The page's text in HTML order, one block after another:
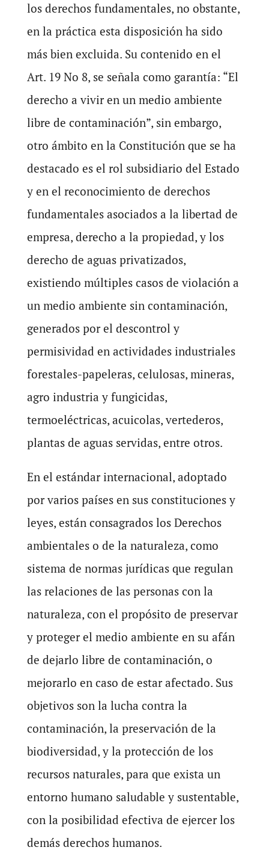
los derechos fundamentales, no obstante,
en la práctica esta disposición ha sido
más bien excluida. Su contenido en el
Art. 19 No 8, se señala como garantía: “El
derecho a vivir en un medio ambiente
libre de contaminación”, sin embargo,
otro ámbito en la Constitución que se ha
destacado es el rol subsidiario del Estado
y en el reconocimiento de derechos
fundamentales asociados a la libertad de
empresa, derecho a la propiedad, y los
derecho de aguas privatizados,
existiendo múltiples casos de violación a
un medio ambiente sin contaminación,
generados por el descontrol y
permisividad en actividades industriales
forestales-papeleras, celulosas, mineras,
agro industria y fungicidas,
termoeléctricas, acuicolas, vertederos,
plantas de aguas servidas, entre otros.
En el estándar internacional, adoptado
por varios países en sus constituciones y
leyes, están consagrados los Derechos
ambientales o de la naturaleza, como
sistema de normas jurídicas que regulan
las relaciones de las personas con la
naturaleza, con el propósito de preservar
y proteger el medio ambiente en su afán
de dejarlo libre de contaminación, o
mejorarlo en caso de estar afectado. Sus
objetivos son la lucha contra la
contaminación, la preservación de la
biodiversidad, y la protección de los
recursos naturales, para que exista un
entorno humano saludable y sustentable,
con la posibilidad efectiva de ejercer los
demás derechos humanos.